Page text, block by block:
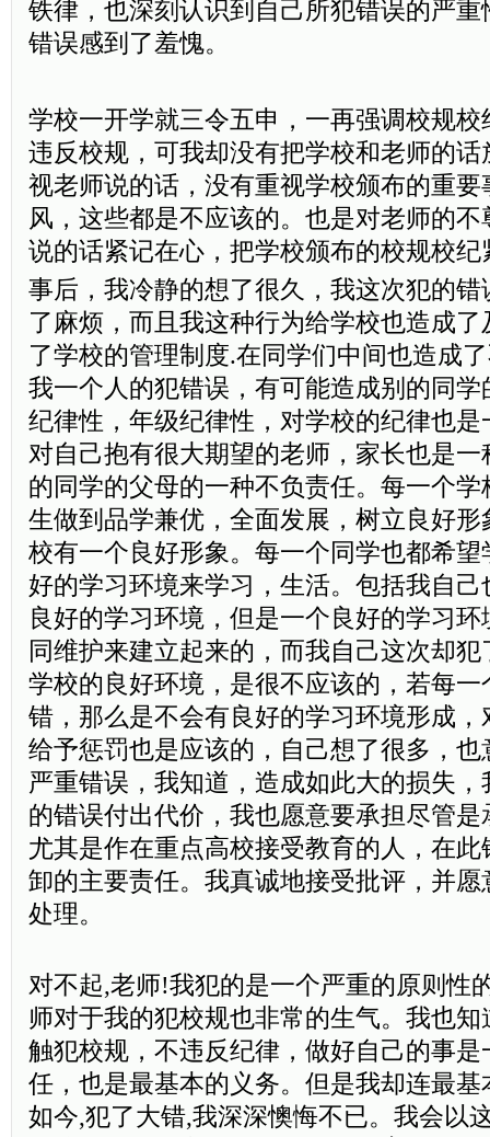
铁律，也深刻认识到自己所犯错误的严
错误感到了羞愧。
学校一开学就三令五申，一再强调校规
违反校规，可我却没有把学校和老师的
视老师说的话，没有重视学校颁布的重
风，这些都是不应该的。也是对老师的
说的话紧记在心，把学校颁布的校规校纪
事后，我冷静的想了很久，我这次犯的
了麻烦，而且我这种行为给学校也造成
了学校的管理制度.在同学们中间也造成
我一个人的犯错误，有可能造成别的同
纪律性，年级纪律性，对学校的纪律也
对自己抱有很大期望的老师，家长也是
的同学的父母的一种不负责任。每一个
生做到品学兼优，全面发展，树立良好
校有一个良好形象。每一个同学也都希
好的学习环境来学习，生活。包括我自
良好的学习环境，但是一个良好的学习
同维护来建立起来的，而我自己这次却
学校的良好环境，是很不应该的，若每
错，那么是不会有良好的学习环境形成
给予惩罚也是应该的，自己想了很多，
严重错误，我知道，造成如此大的损失
的错误付出代价，我也愿意要承担尽管
尤其是作在重点高校接受教育的人，在
卸的主要责任。我真诚地接受批评，并
处理。
对不起,老师!我犯的是一个严重的原则性
师对于我的犯校规也非常的生气。我也
触犯校规，不违反纪律，做好自己的事
任，也是最基本的义务。但是我却连最
如今,犯了大错,我深深懊悔不已。我会以